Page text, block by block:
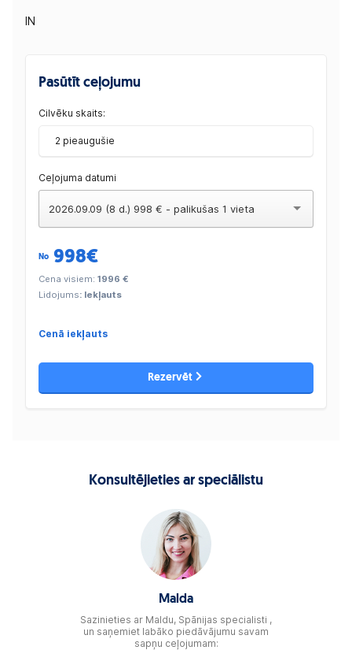
IN
Pasūtīt ceļojumu
Cilvēku skaits:
2 pieaugušie
Ceļojuma datumi
2026.09.09 (8 d.) 998 € - palikušas 1 vieta
No 998€
Cena visiem: 1996 €
Lidojums: Iekļauts
Cenā iekļauts
Rezervēt
Konsultējieties ar speciālistu
Malda
Sazinieties ar Maldu, Spānijas specialisti ,
un saņemiet labāko piedāvājumu savam
sapņu ceļojumam: